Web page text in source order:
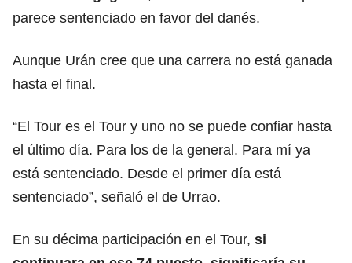
parece sentenciado en favor del danés.
Aunque Urán cree que una carrera no está ganada
hasta el final.
“El Tour es el Tour y uno no se puede confiar hasta
el último día. Para los de la general. Para mí ya
está sentenciado. Desde el primer día está
sentenciado”, señaló el de Urrao.
En su décima participación en el Tour, si